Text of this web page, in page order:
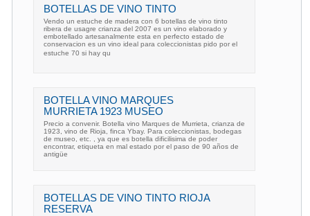
BOTELLAS DE VINO TINTO
Vendo un estuche de madera con 6 botellas de vino tinto
ribera de usagre crianza del 2007 es un vino elaborado y
embotellado artesanalmente esta en perfecto estado de
conservacion es un vino ideal para coleccionistas pido por el
estuche 70 si hay qu
BOTELLA VINO MARQUES
MURRIETA 1923 MUSEO
Precio a convenir. Botella vino Marques de Murrieta, crianza de
1923, vino de Rioja, finca Ybay. Para coleccionistas, bodegas
de museo, etc. , ya que es botella dificilisima de poder
encontrar, etiqueta en mal estado por el paso de 90 años de
antigüe
BOTELLAS DE VINO TINTO RIOJA
RESERVA